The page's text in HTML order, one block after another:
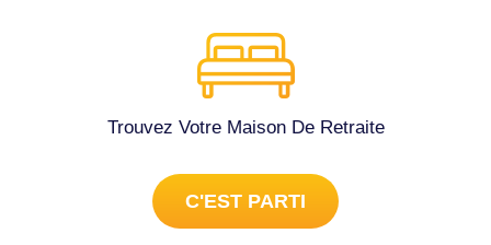
Trouvez Votre Maison De Retraite
C'EST PARTI